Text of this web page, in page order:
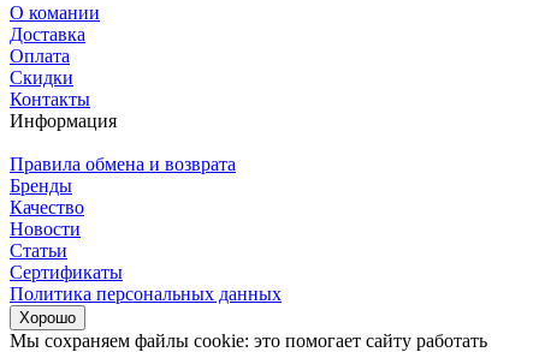
О комании
Доставка
Оплата
Скидки
Контакты
Информация
Правила обмена и возврата
Бренды
Качество
Новости
Статьи
Сертификаты
Политика персональных данных
Хорошо
Мы сохраняем файлы cookie: это помогает сайту работать